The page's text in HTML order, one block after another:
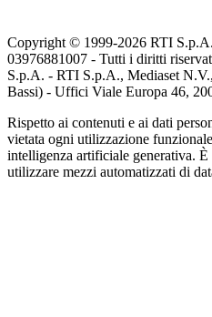
Copyright © 1999-2026 RTI
03976881007 - Tutti i diritti
S.p.A. - RTI S.p.A., Mediaset
Bassi) - Uffici Viale Europa 46,
Rispetto ai contenuti e ai dati
vietata ogni utilizzazione
intelligenza artificiale generativa.
utilizzare mezzi automatizzati di